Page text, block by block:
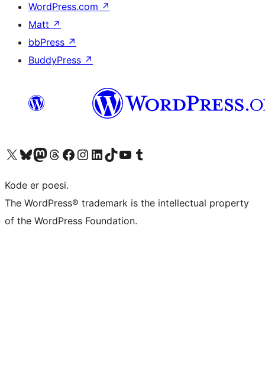
WordPress.com ↗
Matt ↗
bbPress ↗
BuddyPress ↗
Besøk vår konto på X Visit our Bluesky account
Besøk vår Mastodon-konto
Visit our Threads account
Besøk vår Facebook-sideBesøk vår Instagram-konto
Besøk vår LinkedIn-konto
Visit our TikTok account
Visit our YouTube channel
Visit our Tumblr account
Kode er poesi.
The WordPress® trademark is the intellectual property
of the WordPress Foundation.